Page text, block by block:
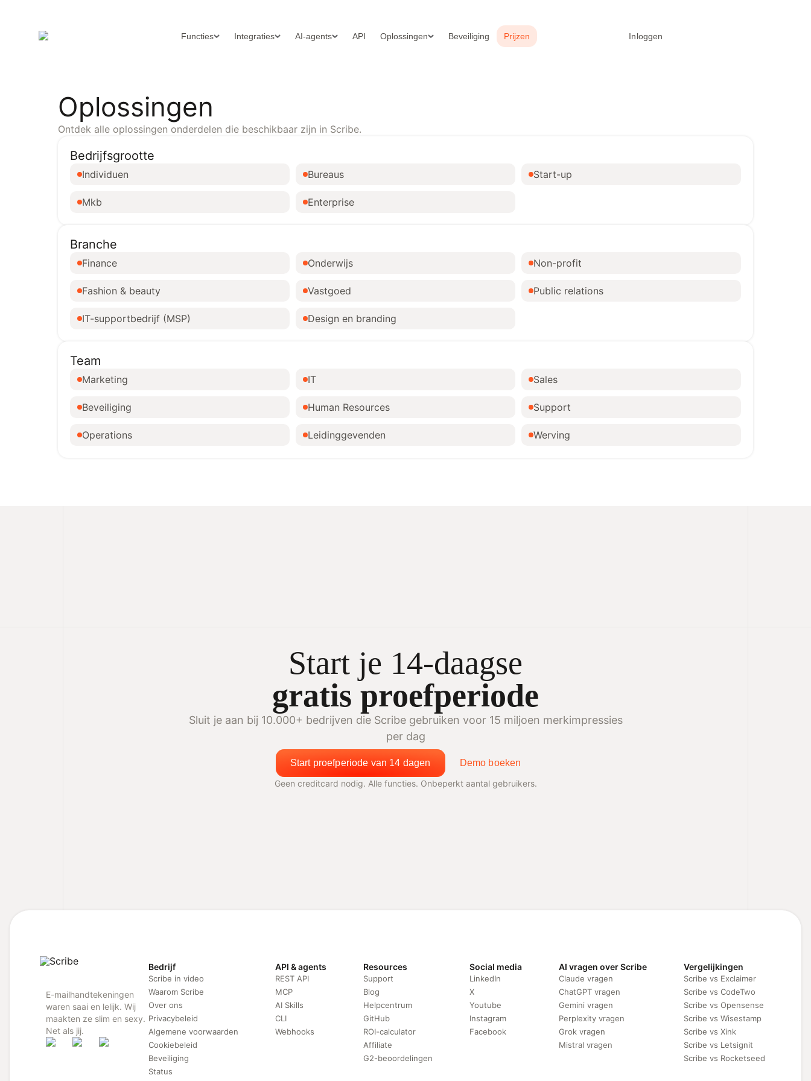
Functies Integraties AI-agents API Oplossingen Beveiliging Prijzen Inloggen
Oplossingen
Ontdek alle oplossingen onderdelen die beschikbaar zijn in Scribe.
Bedrijfsgrootte
Individuen Bureaus Start-up
Mkb Enterprise
Branche
Finance Onderwijs Non-profit
Fashion & beauty Vastgoed Public relations
IT-supportbedrijf (MSP) Design en branding
Team
Marketing IT Sales
Beveiliging Human Resources Support
Operations Leidinggevenden Werving
Start je 14-daagse
gratis proefperiode
Sluit je aan bij 10.000+ bedrijven die Scribe gebruiken voor 15 miljoen merkimpressies
per dag
Start proefperiode van 14 dagen
Demo boeken
Geen creditcard nodig. Alle functies. Onbeperkt aantal gebruikers.
E-mailhandtekeningen
waren saai en lelijk. Wij
maakten ze slim en sexy.
Net als jij.
Bedrijf
Scribe in video
Waarom Scribe
Over ons
Privacybeleid
Algemene voorwaarden
Cookiebeleid
Beveiliging
Status
API & agents
REST API
MCP
AI Skills
CLI
Webhooks
Resources
Support
Blog
Helpcentrum
GitHub
ROI-calculator
Affiliate
G2-beoordelingen
Social media
LinkedIn
X
Youtube
Instagram
Facebook
AI vragen over Scribe
Claude vragen
ChatGPT vragen
Gemini vragen
Perplexity vragen
Grok vragen
Mistral vragen
Vergelijkingen
Scribe vs Exclaimer
Scribe vs CodeTwo
Scribe vs Opensense
Scribe vs Wisestamp
Scribe vs Xink
Scribe vs Letsignit
Scribe vs Rocketseed